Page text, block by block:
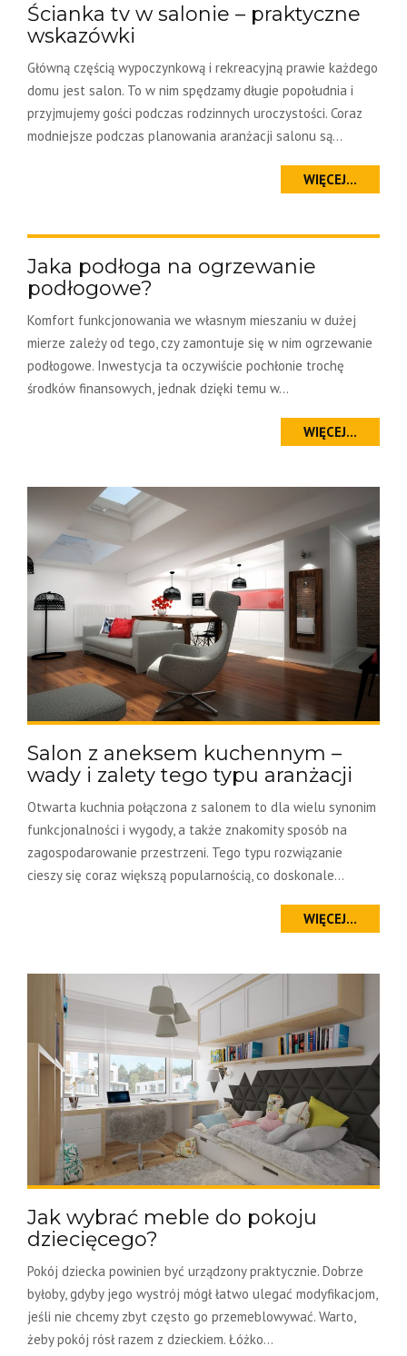
Ścianka tv w salonie – praktyczne
wskazówki
Główną częścią wypoczynkową i rekreacyjną prawie każdego
domu jest salon. To w nim spędzamy długie popołudnia i
przyjmujemy gości podczas rodzinnych uroczystości. Coraz
modniejsze podczas planowania aranżacji salonu są...
WIĘCEJ...
Jaka podłoga na ogrzewanie
podłogowe?
Komfort funkcjonowania we własnym mieszaniu w dużej
mierze zależy od tego, czy zamontuje się w nim ogrzewanie
podłogowe. Inwestycja ta oczywiście pochłonie trochę
środków finansowych, jednak dzięki temu w...
WIĘCEJ...
Salon z aneksem kuchennym –
wady i zalety tego typu aranżacji
Otwarta kuchnia połączona z salonem to dla wielu synonim
funkcjonalności i wygody, a także znakomity sposób na
zagospodarowanie przestrzeni. Tego typu rozwiązanie
cieszy się coraz większą popularnością, co doskonale...
WIĘCEJ...
Jak wybrać meble do pokoju
dziecięcego?
Pokój dziecka powinien być urządzony praktycznie. Dobrze
byłoby, gdyby jego wystrój mógł łatwo ulegać modyfikacjom,
jeśli nie chcemy zbyt często go przemeblowywać. Warto,
żeby pokój rósł razem z dzieckiem. Łóżko...